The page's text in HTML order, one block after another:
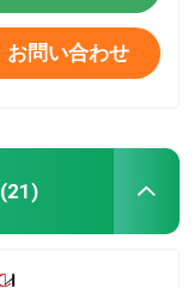
お問い合わせ
(21)